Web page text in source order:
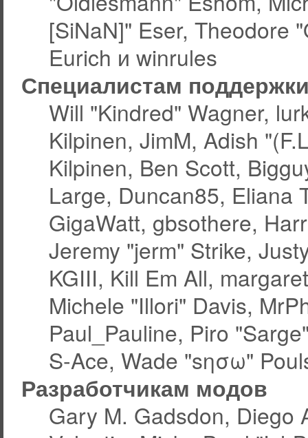
[SiNaN]" Eser, Theodore
Eurich и winrules
Специалистам
Will "Kindred" Wagner,
Kilpinen, JimM, Adish
Kilpinen, Ben Scott,
Large, Duncan85, Eliana
GigaWatt, gbsothere,
Jeremy "jerm" Strike,
KGIII, Kill Em All,
Michele "Illori" Davis,
Paul_Pauline, Piro
S-Ace, Wade "sησω"
Разработчикам модов
Gary M. Gadsdon, Diego